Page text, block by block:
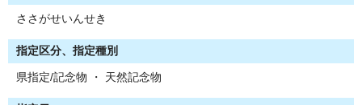
ささがせいんせき
指定区分、指定種別
県指定/記念物 ・ 天然記念物